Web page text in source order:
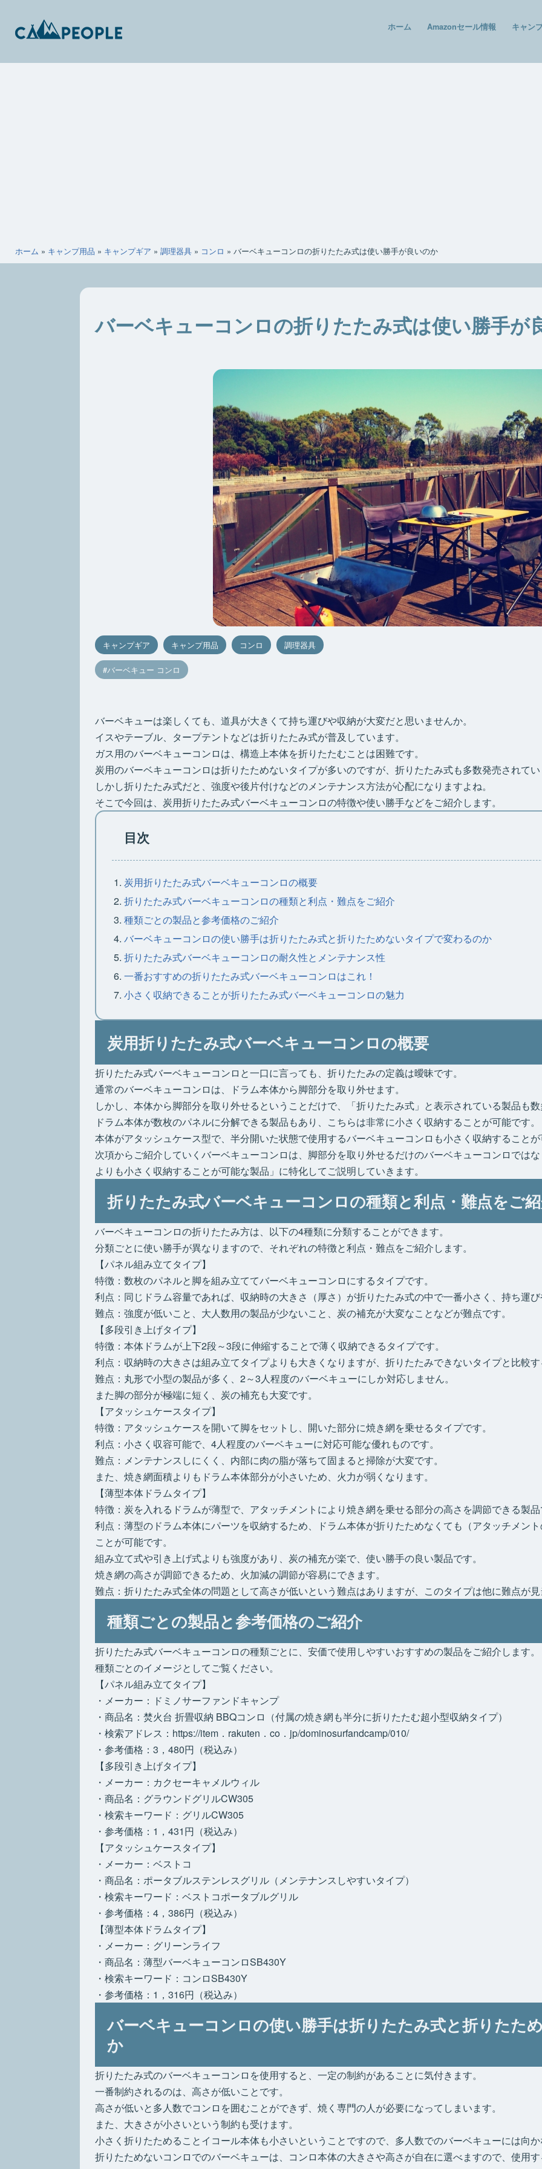
キ
ホーム Amazonセール情報 キャン
ホーム » キャンプ用品 » キャンプギア » 調理器具 » コンロ » バーベキューコンロの折りたたみ式は使い勝手が良いのか
バーベキューコンロの折りたたみ式は使い勝手が
キャンプギア キャンプ用品 コンロ 調理器具
バーベキュー コンロ
バーベキューは楽しくても、道具が大きくて持ち運びや収納が大変だと思いませんか。
イスやテーブル、タープテントなどは折りたたみ式が普及しています。
ガス用のバーベキューコンロは、構造上本体を折りたたむことは困難です。
炭用のバーベキューコンロは折りたためないタイプが多いのですが、折りたたみ式も多数発売されて
しかし折りたたみ式だと、強度や後片付けなどのメンテナンス方法が心配になりますよね。
そこで今回は、炭用折りたたみ式バーベキューコンロの特徴や使い勝手などをご紹介します。
目次
炭用折りたたみ式バーベキューコンロの概要
折りたたみ式バーベキューコンロの種類と利点・難点をご紹介
種類ごとの製品と参考価格のご紹介
バーベキューコンロの使い勝手は折りたたみ式と折りたためないタイプで変わるのか
折りたたみ式バーベキューコンロの耐久性とメンテナンス性
一番おすすめの折りたたみ式バーベキューコンロはこれ！
小さく収納できることが折りたたみ式バーベキューコンロの魅力
炭用折りたたみ式バーベキューコンロの概要
折りたたみ式バーベキューコンロと一口に言っても、折りたたみの定義は曖昧です。
通常のバーベキューコンロは、ドラム本体から脚部分を取り外せます。
しかし、本体から脚部分を取り外せるということだけで、「折りたたみ式」と表示されている製品も
ドラム本体が数枚のパネルに分解できる製品もあり、こちらは非常に小さく収納することが可能です。
本体がアタッシュケース型で、半分開いた状態で使用するバーベキューコンロも小さく収納すること
次項からご紹介していくバーベキューコンロは、脚部分を取り外せるだけのバーベキューコンロでは
よりも小さく収納することが可能な製品」に特化してご説明していきます。
折りたたみ式バーベキューコンロの種類と利点・難点をご
バーベキューコンロの折りたたみ方は、以下の4種類に分類することができます。
分類ごとに使い勝手が異なりますので、それぞれの特徴と利点・難点をご紹介します。
【パネル組み立てタイプ】
特徴：数枚のパネルと脚を組み立ててバーベキューコンロにするタイプです。
利点：同じドラム容量であれば、収納時の大きさ（厚さ）が折りたたみ式の中で一番小さく、持ち運
難点：強度が低いこと、大人数用の製品が少ないこと、炭の補充が大変なことなどが難点です。
【多段引き上げタイプ】
特徴：本体ドラムが上下2段～3段に伸縮することで薄く収納できるタイプです。
利点：収納時の大きさは組み立てタイプよりも大きくなりますが、折りたたみできないタイプと比較
難点：丸形で小型の製品が多く、2～3人程度のバーベキューにしか対応しません。
また脚の部分が極端に短く、炭の補充も大変です。
【アタッシュケースタイプ】
特徴：アタッシュケースを開いて脚をセットし、開いた部分に焼き網を乗せるタイプです。
利点：小さく収容可能で、4人程度のバーベキューに対応可能な優れものです。
難点：メンテナンスしにくく、内部に肉の脂が落ちて固まると掃除が大変です。
また、焼き網面積よりもドラム本体部分が小さいため、火力が弱くなります。
【薄型本体ドラムタイプ】
特徴：炭を入れるドラムが薄型で、アタッチメントにより焼き網を乗せる部分の高さを調節できる製
利点：薄型のドラム本体にパーツを収納するため、ドラム本体が折りたためなくても（アタッチメン
ことが可能です。
組み立て式や引き上げ式よりも強度があり、炭の補充が楽で、使い勝手の良い製品です。
焼き網の高さが調節できるため、火加減の調節が容易にできます。
難点：折りたたみ式全体の問題として高さが低いという難点はありますが、このタイプは他に難点が
種類ごとの製品と参考価格のご紹介
折りたたみ式バーベキューコンロの種類ごとに、安価で使用しやすいおすすめの製品をご紹介します。
種類ごとのイメージとしてご覧ください。
【パネル組み立てタイプ】
・メーカー：ドミノサーファンドキャンプ
・商品名：焚火台 折畳収納 BBQコンロ（付属の焼き網も半分に折りたたむ超小型収納タイプ）
・検索アドレス：https://item．rakuten．co．jp/dominosurfandcamp/010/
・参考価格：3，480円（税込み）
【多段引き上げタイプ】
・メーカー：カクセーキャメルウィル
・商品名：グラウンドグリルCW305
・検索キーワード：グリルCW305
・参考価格：1，431円（税込み）
【アタッシュケースタイプ】
・メーカー：ベストコ
・商品名：ポータブルステンレスグリル（メンテナンスしやすいタイプ）
・検索キーワード：ベストコポータブルグリル
・参考価格：4，386円（税込み）
【薄型本体ドラムタイプ】
・メーカー：グリーンライフ
・商品名：薄型バーベキューコンロSB430Y
・検索キーワード：コンロSB430Y
・参考価格：1，316円（税込み）
バーベキューコンロの使い勝手は折りたたみ式と折りたた
か
折りたたみ式のバーベキューコンロを使用すると、一定の制約があることに気付きます。
一番制約されるのは、高さが低いことです。
高さが低いと多人数でコンロを囲むことができず、焼く専門の人が必要になってしまいます。
また、大きさが小さいという制約も受けます。
小さく折りたためることイコール本体も小さいということですので、多人数でのバーベキューには向
折りたためないコンロでのバーベキューは、コンロ本体の大きさや高さが自在に選べますので、使用